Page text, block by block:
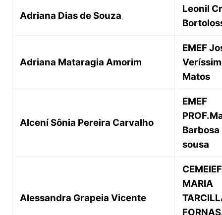
Adriana Dias de Souza
Leonil
Adriana Mataragia Amorim
EMEF
Matos
Alcení Sônia Pereira Carvalho
EMEF
Barbosa
sousa
Alessandra Grapeia Vicente
CEMEIEF
MARIA